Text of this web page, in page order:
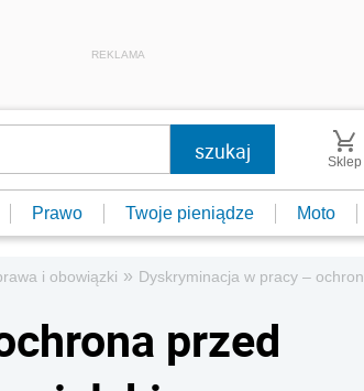
REKLAMA
Sklep
Prawo Twoje pieniądze Moto
i obowiązki » Dyskryminacja w pracy –
przed